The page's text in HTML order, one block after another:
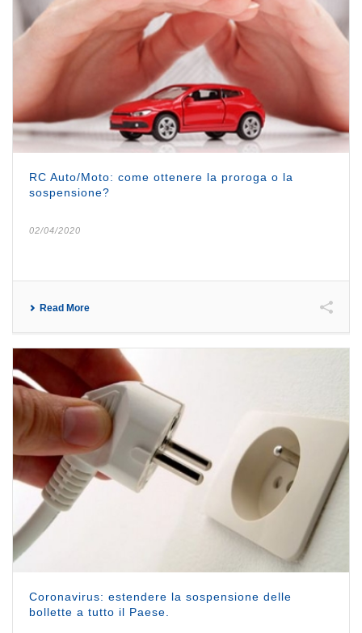
RC Auto/Moto: come ottenere la proroga o la
sospensione?
02/04/2020
Read More
Coronavirus: estendere la sospensione delle
bollette a tutto il Paese.